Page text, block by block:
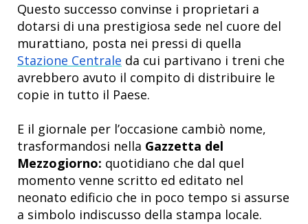
Questo successo convinse i proprietari a
dotarsi di una prestigiosa sede nel cuore del
murattiano, posta nei pressi di quella
Stazione Centrale da cui partivano i treni che
avrebbero avuto il compito di distribuire le
copie in tutto il Paese.
E il giornale per l’occasione cambiò nome,
trasformandosi nella Gazzetta del
Mezzogiorno: quotidiano che dal quel
momento venne scritto ed editato nel
neonato edificio che in poco tempo si assurse
a simbolo indiscusso della stampa locale.